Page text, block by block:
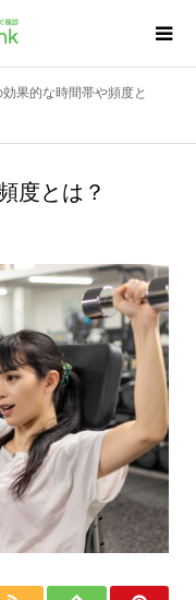
果的な時間帯や頻度と
度とは？